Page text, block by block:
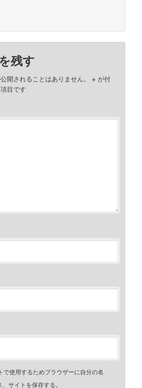
残す
開されることはありません。 ※ が付
目です
で使用するためブラウザーに自分の名
サイトを保存する。